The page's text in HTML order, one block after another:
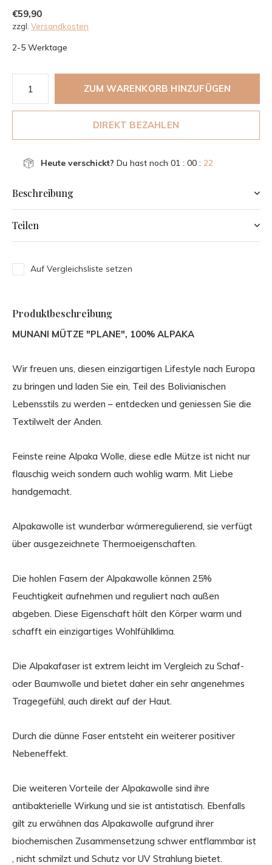
€59,90
zzgl. Versandkosten
2-5 Werktage
ZUM WARENKORB HINZUFÜGEN
DIREKT BEZAHLEN
Heute verschickt? Du hast noch 01 : 00 : 22
Beschreibung
Teilen
Auf Vergleichsliste setzen
Produktbeschreibung
MUNANI MÜTZE "PLANE", 100% ALPAKA
Wir freuen uns, diesen einzigartigen Lifestyle nach Europa
zu bringen und laden Sie ein, Teil des Bolivianischen
Lebensstils zu werden – entdecken und geniessen Sie die
Textilwelt der Anden.
Feinste reine Alpaka Wolle, diese edle Mütze ist nicht nur
flauschig weich sondern auch wohlig warm. Mit Liebe
handgemacht.
Alpakawolle ist wunderbar wärmeregulierend, sie verfügt
über ausgezeichnete Thermoeigenschaften.
Die hohlen Fasern der Alpakawolle können 25%
Feuchtigkeit aufnehmen und reguliert nach außen
abgeben. Diese Eigenschaft hält den Körper warm und
schafft ein einzigartiges Wohlfühlklima.
Die Alpakafaser ist extrem leicht im Vergleich zu Schaf-
oder Baumwolle und bietet daher ein sehr angenehmes
Tragegefühl, auch direkt auf der Haut.
Durch die dünne Faser entsteht ein weiterer positiver
Nebeneffekt.
Die weiteren Vorteile der Alpakawolle sind ihre
antibakterielle Wirkung und sie ist antistatisch. Ebenfalls
gilt zu erwähnen das Alpakawolle aufgrund ihrer
biochemischen Zusammensetzung schwer entflammbar ist
, nicht schmilzt und Schutz vor UV Strahlung bietet.